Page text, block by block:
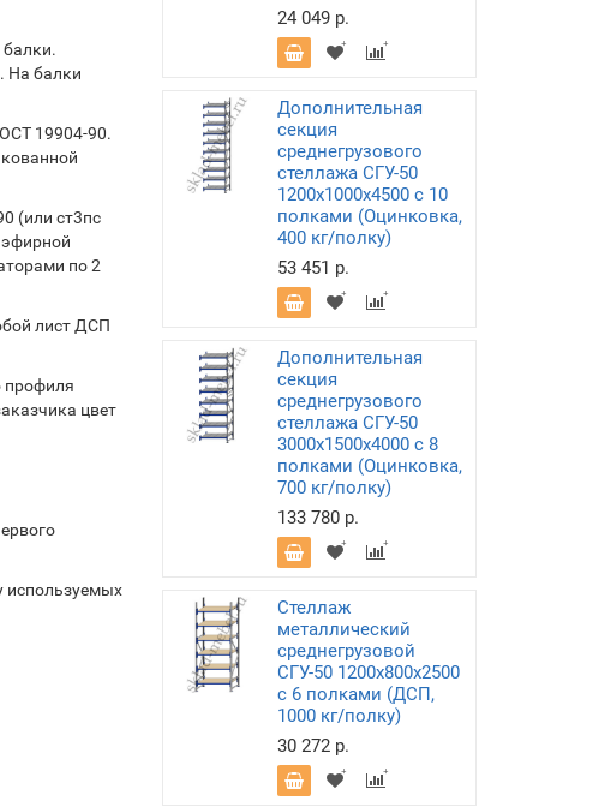
На балки
19904-90.
(или ст3пс
по 2
лист ДСП
профиля
цвет
используемых
24 049 р.
Дополнительная
секция
среднегрузового
стеллажа СГУ-50
1200х1000х4500 с 10
полками (Оцинковка,
400 кг/полку)
53 451 р.
Дополнительная
секция
среднегрузового
стеллажа СГУ-50
3000х1500х4000 с 8
полками (Оцинковка,
700 кг/полку)
133 780 р.
Стеллаж
металлический
среднегрузовой
СГУ-50 1200х800х2500
с 6 полками (ДСП,
1000 кг/полку)
30 272 р.